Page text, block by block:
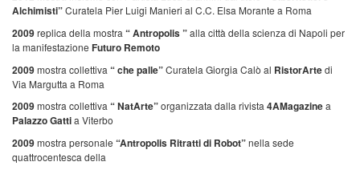
Alchimisti”Curatela Pier Luigi Manieri al C.C. Elsa Morante a Roma
2009replica della mostra “ Antropolis ”alla città della scienza di Napoli per
la manifestazione Futuro Remoto
2009mostra collettiva “ che palle”Curatela Giorgia Calò al RistorArtedi
Via Margutta a Roma
2009mostra collettiva “ NatArte”organizzata dalla rivista 4AMagazinea
Palazzo Gattia Viterbo
2009mostra personale “Antropolis Ritratti di Robot”nella sede
quattrocentesca della